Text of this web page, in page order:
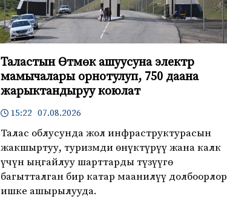
Таластын Өтмөк ашуусуна электр
мамычалары орнотулуп, 750 даана
жарыктандыруу коюлат
15:22 07.08.2026
Талас облусунда жол инфраструктурасын
жакшыртуу, туризмди өнүктүрүү жана калк
үчүн ыңгайлуу шарттарды түзүүгө
багытталган бир катар маанилүү долбоорлор
ишке ашырылууда.